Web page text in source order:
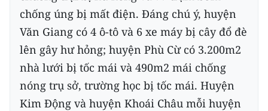
chống úng bị mất điện. Đáng chú ý, huyện
Văn Giang có 4 ô-tô và 6 xe máy bị cây đổ đè
lên gây hư hỏng; huyện Phù Cừ có 3.200m2
nhà lưới bị tốc mái và 490m2 mái chống
nóng trụ sở, trường học bị tốc mái. Huyện
Kim Động và huyện Khoái Châu mỗi huyện